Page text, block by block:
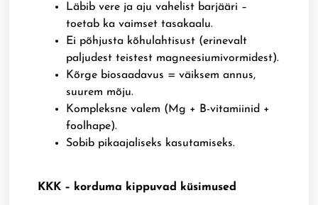
Läbib vere ja aju vahelist barjääri –
toetab ka vaimset tasakaalu.
Ei põhjusta kõhulahtisust (erinevalt
paljudest teistest magneesiumivormidest).
Kõrge biosaadavus = väiksem annus,
suurem mõju.
Kompleksne valem (Mg + B-vitamiinid +
foolhape).
Sobib pikaajaliseks kasutamiseks.
KKK – korduma kippuvad küsimused